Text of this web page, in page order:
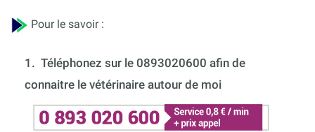
Pour le savoir :
1. Téléphonez sur le 0893020600 afin de
connaitre le vétérinaire autour de moi